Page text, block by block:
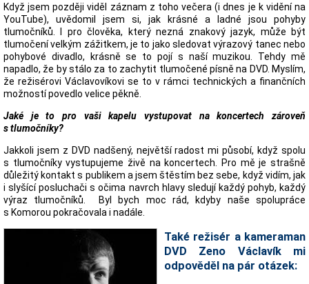
Když jsem později viděl záznam z toho večera (i dnes je k vidění na
YouTube), uvědomil jsem si, jak krásné a ladné jsou pohyby
tlumočníků. I pro člověka, který nezná znakový jazyk, může být
tlumočení velkým zážitkem, je to jako sledovat výrazový tanec nebo
pohybové divadlo, krásně se to pojí s naší muzikou. Tehdy mě
napadlo, že by stálo za to zachytit tlumočené písně na DVD. Myslím,
že režisérovi Václavovíkovi se to v rámci technických a finančních
možností povedlo velice pěkně.
Jaké je to pro vaši kapelu vystupovat na koncertech zároveň
s tlumočníky?
Jakkoli jsem z DVD nadšený, největší radost mi působí, když spolu
s tlumočníky vystupujeme živě na koncertech. Pro mě je strašně
důležitý kontakt s publikem a jsem štěstím bez sebe, když vidím, jak
i slyšící posluchači s očima navrch hlavy sledují každý pohyb, každý
výraz tlumočníků. Byl bych moc rád, kdyby naše spolupráce
s Komorou pokračovala i nadále.
Také režisér a kameraman
DVD Zeno Václavík mi
odpověděl na pár otázek: